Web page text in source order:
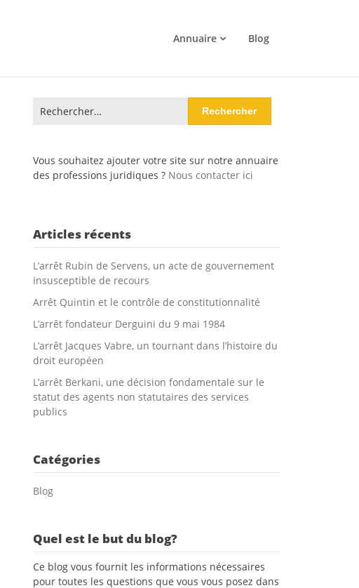
Annuaire Blog
Rechercher :
Vous souhaitez ajouter votre site sur notre annuaire
des professions juridiques ? Nous contacter ici
Articles récents
L’arrêt Rubin de Servens, un acte de gouvernement
insusceptible de recours
Arrêt Quintin et le contrôle de constitutionnalité
L’arrêt fondateur Derguini du 9 mai 1984
L’arrêt Jacques Vabre, un tournant dans l’histoire du
droit européen
L’arrêt Berkani, une décision fondamentale sur le
statut des agents non statutaires des services
publics
Catégories
Blog
Quel est le but du blog?
Ce blog vous fournit les informations nécessaires
pour toutes les questions que vous vous posez dans